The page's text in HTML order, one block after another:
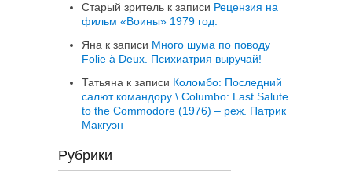
Старый зритель к записи Рецензия на
фильм «Воины» 1979 год.
Яна к записи Много шума по поводу
Folie à Deux. Психиатрия выручай!
Татьяна к записи Коломбо: Последний
салют командору \ Columbo: Last Salute
to the Commodore (1976) – реж. Патрик
Макгуэн
Рубрики